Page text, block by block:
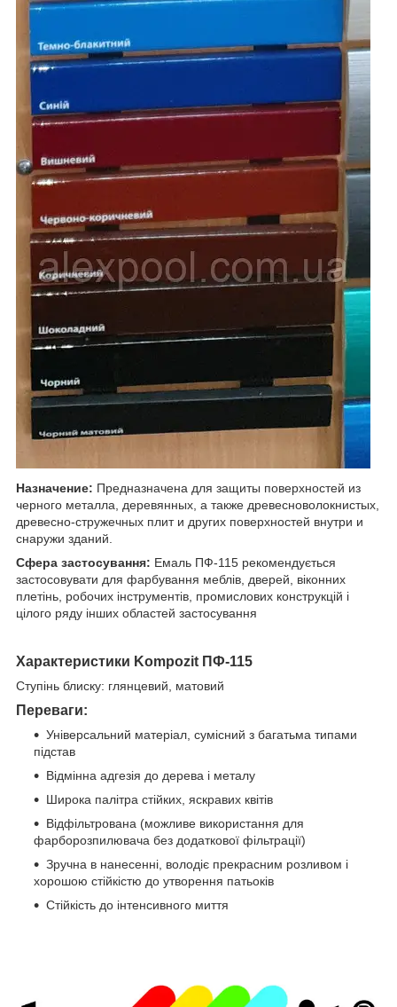
Назначение: Предназначена для защиты поверхностей из
черного металла, деревянных, а также древесноволокнистых,
древесно-стружечных плит и других поверхностей внутри и
снаружи зданий.
Сфера застосування: Емаль ПФ-115 рекомендується
застосовувати для фарбування меблів, дверей, віконних
плетінь, робочих інструментів, промислових конструкцій і
цілого ряду інших областей застосування
Характеристики Kompozit ПФ-115
Ступінь блиску: глянцевий, матовий
Переваги:
Універсальний матеріал, сумісний з багатьма типами
підстав
Відмінна адгезія до дерева і металу
Широка палітра стійких, яскравих квітів
Відфільтрована (можливе використання для
фарборозпилювача без додаткової фільтрації)
Зручна в нанесенні, володіє прекрасним розливом і
хорошою стійкістю до утворення патьоків
Стійкість до інтенсивного миття